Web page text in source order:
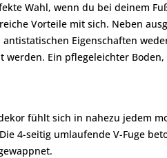
Wahl, wenn du bei deinem
Vorteile mit sich. Neben
Eigenschaften
werden. Ein pflegeleichter
fühlt sich in nahezu jedem
4-seitig umlaufende V-Fuge